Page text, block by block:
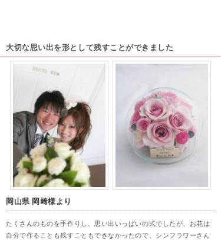
大切な思い出を形として残すことができました
岡山県 岡﨑様より
たくさんのものを手作りし、思い出いっぱいの式でしたが、お花は
自分で作ることも残すこともできなかったので、シンフラワーさん